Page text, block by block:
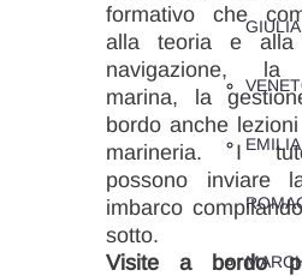
GIULIA
EMILIA
formativo che
alla teoria e alla
navigazione, la
marina, la
bordo anche
marineria. I
possono inviare
imbarco
sotto.
Visite a bordo